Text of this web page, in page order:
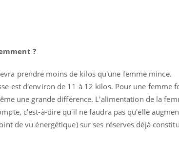
?
prendre moins de kilos qu'une femme mince.
est d'environ de 11 à 12 kilos. Pour une femme
une grande différence. L'alimentation de la
c'est-à-dire qu'il ne faudra pas qu'elle
de vu énergétique) sur ses réserves déjà